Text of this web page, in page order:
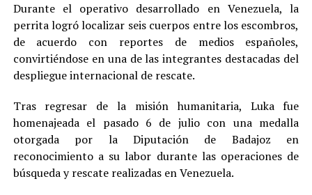
Durante el operativo desarrollado en Venezuela, la
perrita logró localizar seis cuerpos entre los escombros,
de acuerdo con reportes de medios españoles,
convirtiéndose en una de las integrantes destacadas del
despliegue internacional de rescate.
Tras regresar de la misión humanitaria, Luka fue
homenajeada el pasado 6 de julio con una medalla
otorgada por la Diputación de Badajoz en
reconocimiento a su labor durante las operaciones de
búsqueda y rescate realizadas en Venezuela.